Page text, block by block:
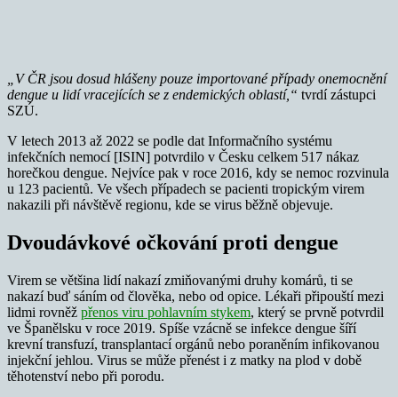
„V ČR jsou dosud hlášeny pouze importované případy onemocnění
dengue u lidí vracejících se z endemických oblastí,“ tvrdí zástupci
SZÚ.
V letech 2013 až 2022 se podle dat Informačního systému
infekčních nemocí [ISIN] potvrdilo v Česku celkem 517 nákaz
horečkou dengue. Nejvíce pak v roce 2016, kdy se nemoc rozvinula
u 123 pacientů. Ve všech případech se pacienti tropickým virem
nakazili při návštěvě regionu, kde se virus běžně objevuje.
Dvoudávkové očkování proti dengue
Virem se většina lidí nakazí zmiňovanými druhy komárů, ti se
nakazí buď sáním od člověka, nebo od opice. Lékaři připouští mezi
lidmi rovněž přenos viru pohlavním stykem, který se prvně potvrdil
ve Španělsku v roce 2019. Spíše vzácně se infekce dengue šíří
krevní transfuzí, transplantací orgánů nebo poraněním infikovanou
injekční jehlou. Virus se může přenést i z matky na plod v době
těhotenství nebo při porodu.